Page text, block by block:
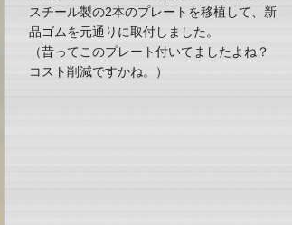
スチール製の2本のプレートを移植して、新
品ゴムを元通りに取付しました。
（昔ってこのプレート付いてましたよね？
コスト削減ですかね。）